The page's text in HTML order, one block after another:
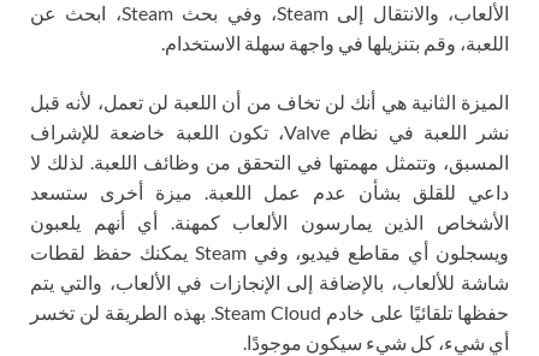
الألعاب، والانتقال إلى Steam، وفي بحث Steam، ابحث عن
اللعبة، وقم بتنزيلها في واجهة سهلة الاستخدام.
الميزة الثانية هي أنك لن تخاف من أن اللعبة لن تعمل، لأنه قبل
نشر اللعبة في نظام Valve، تكون اللعبة خاضعة للإشراف
المسبق، وتتمثل مهمتها في التحقق من وظائف اللعبة. لذلك لا
داعي للقلق بشأن عدم عمل اللعبة. ميزة أخرى ستسعد
الأشخاص الذين يمارسون الألعاب كمهنة. أي أنهم يلعبون
ويسجلون أي مقاطع فيديو، وفي Steam يمكنك حفظ لقطات
شاشة للألعاب، بالإضافة إلى الإنجازات في الألعاب، والتي يتم
حفظها تلقائيًا على خادم Steam Cloud. بهذه الطريقة لن تخسر
أي شيء، كل شيء سيكون موجودًا.